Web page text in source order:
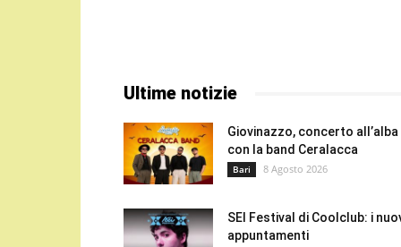
Ultime notizie
Giovinazzo, concerto all’alba
con la band Ceralacca
Bari 8 Agosto 2026
SEI Festival di Coolclub: i
appuntamenti